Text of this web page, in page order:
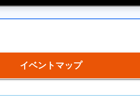
イベントマップ